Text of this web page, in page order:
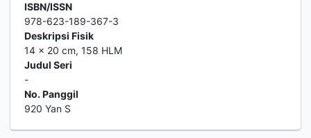
ISBN/ISSN
978-623-189-367-3
Deskripsi Fisik
14 x 20 cm, 158 HLM
Judul Seri
-
No. Panggil
920 Yan S